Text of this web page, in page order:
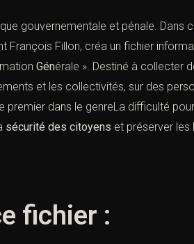
gouvernementale et pénale. Dans
François Fillon, créa un fichier
Générale ». Destiné à collecter
et les collectivités, sur des
premier dans le genreLa difficulté
sécurité des citoyens et préserver
fichier :